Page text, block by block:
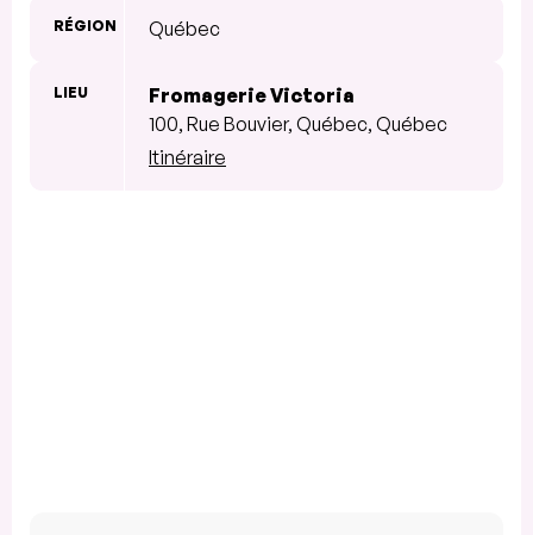
RÉGION Québec
LIEU
Fromagerie Victoria
100, Rue Bouvier, Québec, Québec
Itinéraire